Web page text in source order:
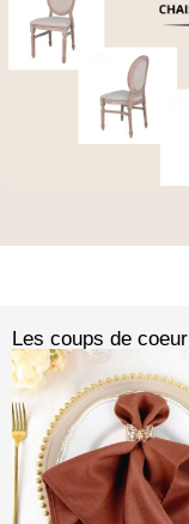
Les coups de coeur​